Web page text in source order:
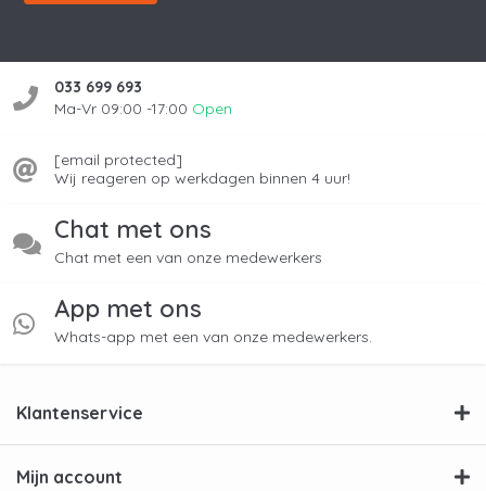
033 699 693
Ma-Vr 09:00 -17:00 Open
[email protected]
Wij reageren op werkdagen binnen 4 uur!
Chat met ons
Chat met een van onze medewerkers
App met ons
Whats-app met een van onze medewerkers.
Klantenservice
Mijn account